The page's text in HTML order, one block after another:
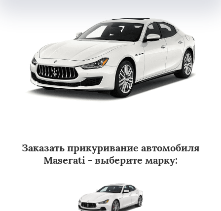
Заказать прикуривание автомобиля
Maserati - выберите марку: